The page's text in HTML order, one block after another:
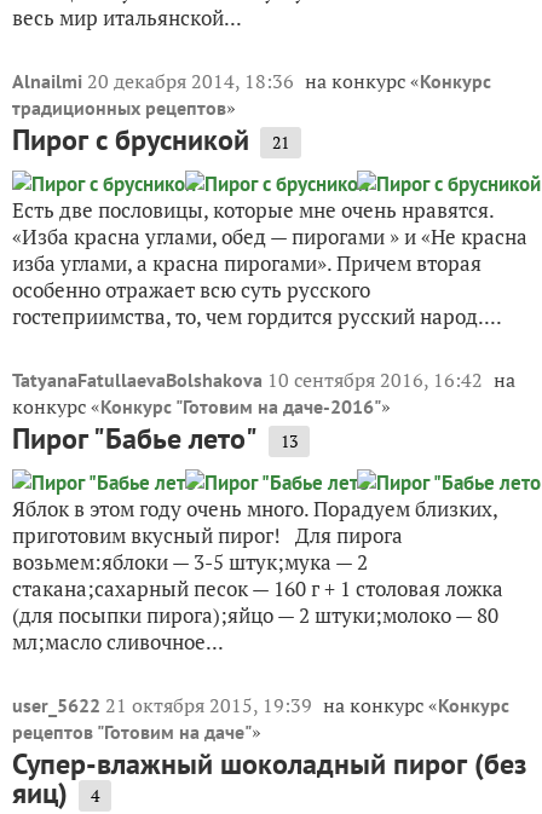
весь мир итальянской...
Alnailmi 20 декабря 2014, 18:36 на конкурс «Конкурс
традиционных рецептов»
Пирог с брусникой 21
Есть две пословицы, которые мне очень нравятся.
«Изба красна углами, обед — пирогами » и «Не красна
изба углами, а красна пирогами». Причем вторая
особенно отражает всю суть русского
гостеприимства, то, чем гордится русский народ....
TatyanaFatullaevaBolshakova 10 сентября 2016, 16:42 на
конкурс «Конкурс "Готовим на даче-2016"»
Пирог "Бабье лето" 13
Яблок в этом году очень много. Порадуем близких,
приготовим вкусный пирог! Для пирога
возьмем:яблоки — 3-5 штук;мука — 2
стакана;сахарный песок — 160 г + 1 столовая ложка
(для посыпки пирога);яйцо — 2 штуки;молоко — 80
мл;масло сливочное...
user_5622 21 октября 2015, 19:39 на конкурс «Конкурс
рецептов "Готовим на даче"»
Супер-влажный шоколадный пирог (без
яиц) 4